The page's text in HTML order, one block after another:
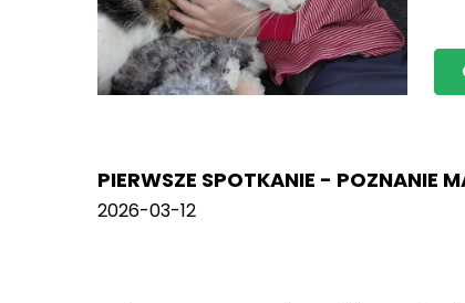
PIERWSZE SPOTKANIE - POZNANIE
2026-03-12